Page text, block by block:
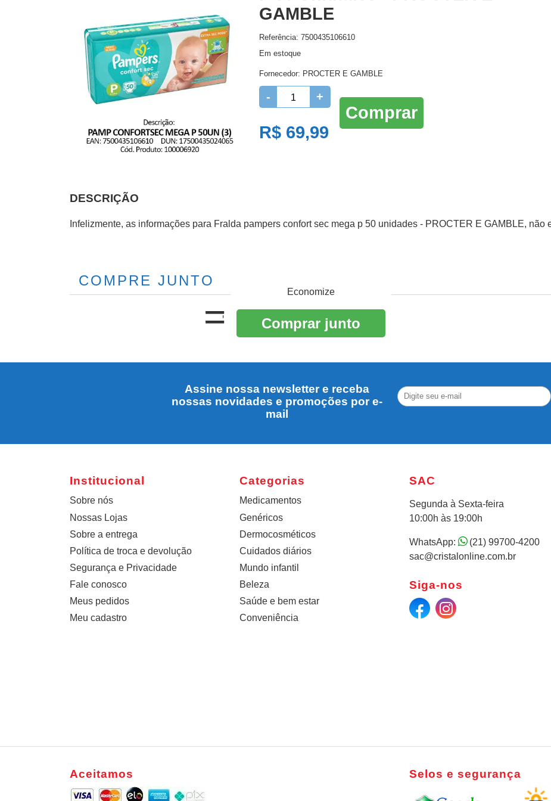
Higiene Oral
GAMBLE
Referência: 7500435106610
Em estoque
Fornecedor: PROCTER E GAMBLE
- +
R$ 69,99
Comprar
DESCRIÇÃO
Infelizmente, as informações para Fralda pampers confort sec mega p 50 unidades - PROCTER E GAMBLE, não
COMPRE JUNTO
Economize
Comprar junto
Assine nossa newsletter e receba
nossas novidades e promoções por e-
mail
Institucional
Sobre nós
Nossas Lojas
Sobre a entrega
Política de troca e devolução
Segurança e Privacidade
Fale conosco
Meus pedidos
Meu cadastro
Categorias
Medicamentos
Genéricos
Dermocosméticos
Cuidados diários
Mundo infantil
Beleza
Saúde e bem estar
Conveniência
SAC
Segunda à Sexta-feira
10:00h às 19:00h
WhatsApp:
(21) 99700-4200
sac@cristalonline.com.br
Siga-nos
Aceitamos Selos e segurança